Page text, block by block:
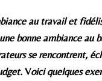
au travail et
bonne ambiance au
se rencontrent,
Voici quelques